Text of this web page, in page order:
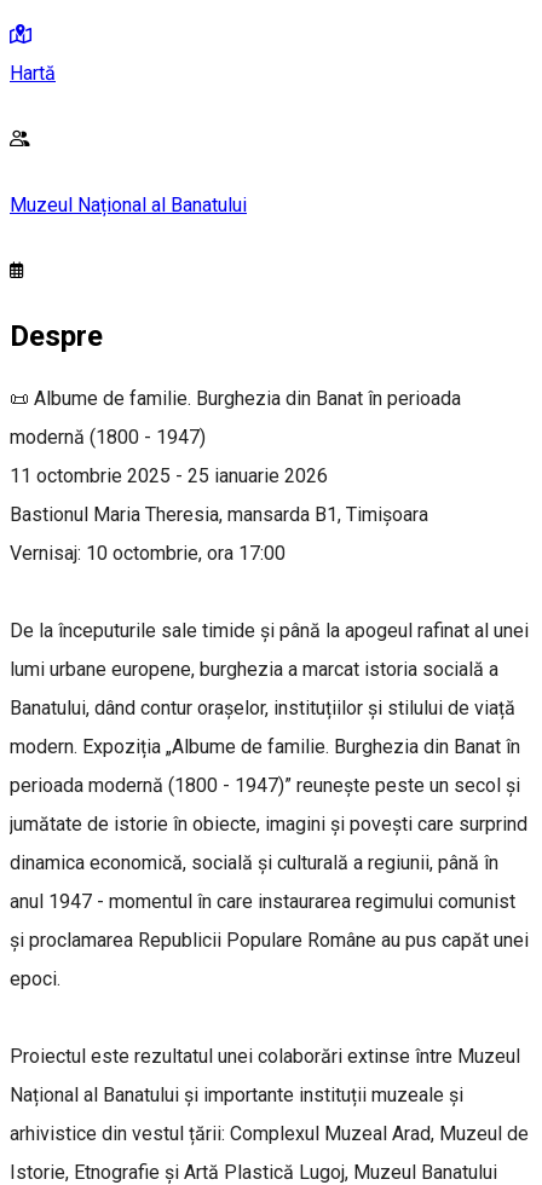
Hartă
Muzeul Național al Banatului
Despre
📜 Albume de familie. Burghezia din Banat în perioada
modernă (1800 - 1947)
11 octombrie 2025 - 25 ianuarie 2026
Bastionul Maria Theresia, mansarda B1, Timișoara
Vernisaj: 10 octombrie, ora 17:00
De la începuturile sale timide și până la apogeul rafinat al unei
lumi urbane europene, burghezia a marcat istoria socială a
Banatului, dând contur orașelor, instituțiilor și stilului de viață
modern. Expoziția „Albume de familie. Burghezia din Banat în
perioada modernă (1800 - 1947)” reunește peste un secol și
jumătate de istorie în obiecte, imagini și povești care surprind
dinamica economică, socială și culturală a regiunii, până în
anul 1947 - momentul în care instaurarea regimului comunist
și proclamarea Republicii Populare Române au pus capăt unei
epoci.
Proiectul este rezultatul unei colaborări extinse între Muzeul
Național al Banatului și importante instituții muzeale și
arhivistice din vestul țării: Complexul Muzeal Arad, Muzeul de
Istorie, Etnografie și Artă Plastică Lugoj, Muzeul Banatului